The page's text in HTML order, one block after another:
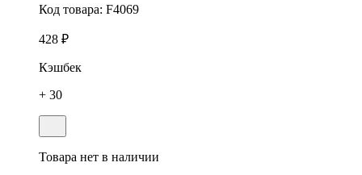
Код товара: F4069
428 ₽
Кэшбек
+ 30
Товара нет в наличии